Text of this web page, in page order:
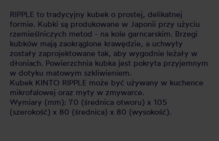
RIPPLE to tradycyjny kubek o prostej, delikatnej
formie. Kubki są produkowane w Japonii przy użyciu
rzemieślniczych metod - na kole garncarskim. Brzegi
kubków mają zaokrąglone krawędzie, a uchwyty
zostały zaprojektowane tak, aby wygodnie leżały w
dłoniach. Powierzchnia kubka jest pokryta przyjemnym
w dotyku matowym szkliwieniem.
Kubek KINTO RIPPLE może być używany w kuchence
mikrofalowej oraz myty w zmywarce.
Wymiary (mm): 70 (średnica otworu) x 105
(szerokość) x 80 (średnica) x 80 (wysokość).